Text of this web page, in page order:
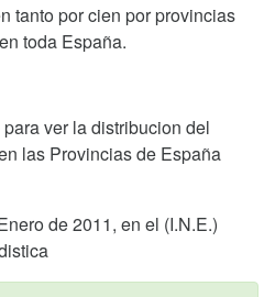
tanto por cien por provincias
toda España.
ver la distribucion del
las Provincias de España
de 2011, en el (I.N.E.)